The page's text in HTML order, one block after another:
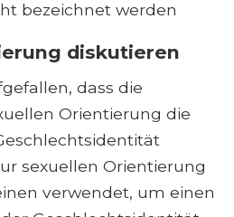
bezeichnet werden
diskutieren
dass die
Orientierung die
sexuellen Orientierung
verwendet, um einen